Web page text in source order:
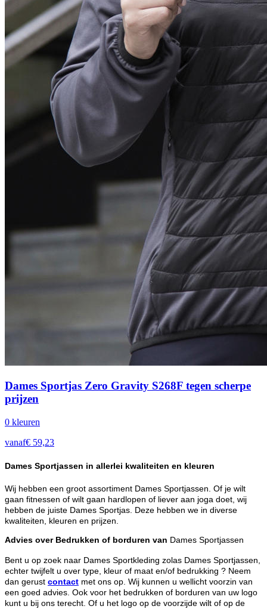
Dames Sportjas Zero Gravity S268F tegen scherpe
prijzen
0 kleuren
vanaf€ 59,23
Dames Sportjassen in allerlei kwaliteiten en kleuren
Wij hebben een groot assortiment Dames Sportjassen. Of je wilt
gaan fitnessen of wilt gaan hardlopen of liever aan joga doet, wij
hebben de juiste Dames Sportjas. Deze hebben we in diverse
kwaliteiten, kleuren en prijzen.
Advies over Bedrukken of borduren van Dames Sportjassen
Bent u op zoek naar Dames Sportkleding zolas Dames Sportjassen,
echter twijfelt u over type, kleur of maat en/of bedrukking ? Neem
dan gerust contact met ons op. Wij kunnen u wellicht voorzin van
een goed advies. Ook voor het bedrukken of borduren van uw logo
kunt u bij ons terecht. Of u het logo op de voorzijde wilt of op de